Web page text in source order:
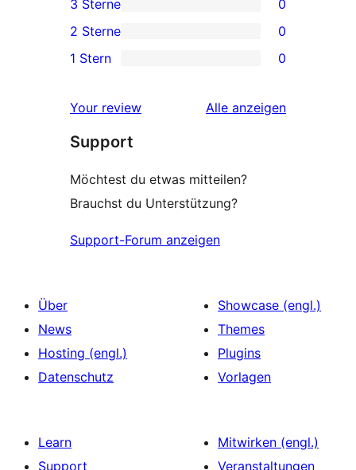
Rezensionen
Sterne-
Rezension
0 3-
Sterne-
Rezensionen
3 Sterne 0
0 2-
Sterne-
2 Sterne 0
0 1-
Rezensionen
1 Stern 0
Your review Alle Rezensionen
anzeigen
Support
Möchtest du etwas mitteilen?
Brauchst du Unterstützung?
Support-Forum anzeigen
Über
News
Hosting (engl.)
Datenschutz
Showcase (engl.)
Themes
Plugins
Vorlagen
Learn
Support
Mitwirken (engl.)
Veranstaltungen